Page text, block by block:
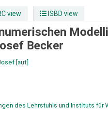
view ISBD view
Becker
[aut]
des Lehrstuhls und Instituts